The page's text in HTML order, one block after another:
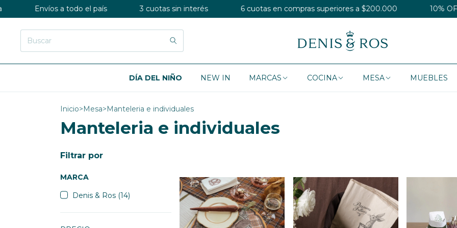
Envíos a todo el país 3 cuotas sin interés 6 cuotas en compras superiores a $200.000 10% OFF en
DÍA DEL NIÑO NEW IN MARCAS COCINA MESA MUEBLES
Inicio>Mesa>Manteleria e individuales
Manteleria e individuales
Filtrar por
MARCA
Denis & Ros (14)